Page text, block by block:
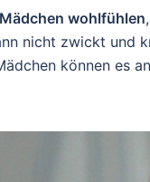
wohlfühlen
nicht zwickt und
können es